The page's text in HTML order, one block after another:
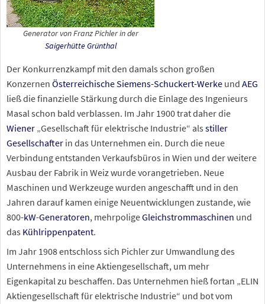
Generator von Franz Pichler in der
Saigerhütte Grünthal
Der Konkurrenzkampf mit den damals schon großen
Konzernen Österreichische Siemens-Schuckert-Werke und AEG
ließ die finanzielle Stärkung durch die Einlage des Ingenieurs
Masal schon bald verblassen. Im Jahr 1900 trat daher die
Wiener „Gesellschaft für elektrische Industrie“ als stiller
Gesellschafter in das Unternehmen ein. Durch die neue
Verbindung entstanden Verkaufsbüros in Wien und der weitere
Ausbau der Fabrik in Weiz wurde vorangetrieben. Neue
Maschinen und Werkzeuge wurden angeschafft und in den
Jahren darauf kamen einige Neuentwicklungen zustande, wie
800-kW-Generatoren, mehrpoligeGleichstrommaschinen und
das Kühlrippenpatent.
Im Jahr 1908 entschloss sich Pichler zur Umwandlung des
Unternehmens in eine Aktiengesellschaft, um mehr
Eigenkapital zu beschaffen. Das Unternehmen hieß fortan „ELIN
Aktiengesellschaft für elektrische Industrie“ und bot vom